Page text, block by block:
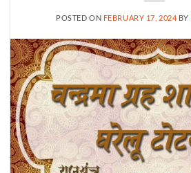
POSTED ON FEBRUARY 17, 2024 BY